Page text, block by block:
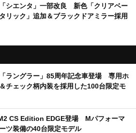
「シエンタ」一部改良 新色「クリアベー
リック」追加＆ブラックドアミラー採用
ラングラー」85周年記念車登場 専用ホ
チェック柄内装を採用した100台限定モ
CS Edition EDGE登場 Mパフォーマ
ツ装備の40台限定モデル